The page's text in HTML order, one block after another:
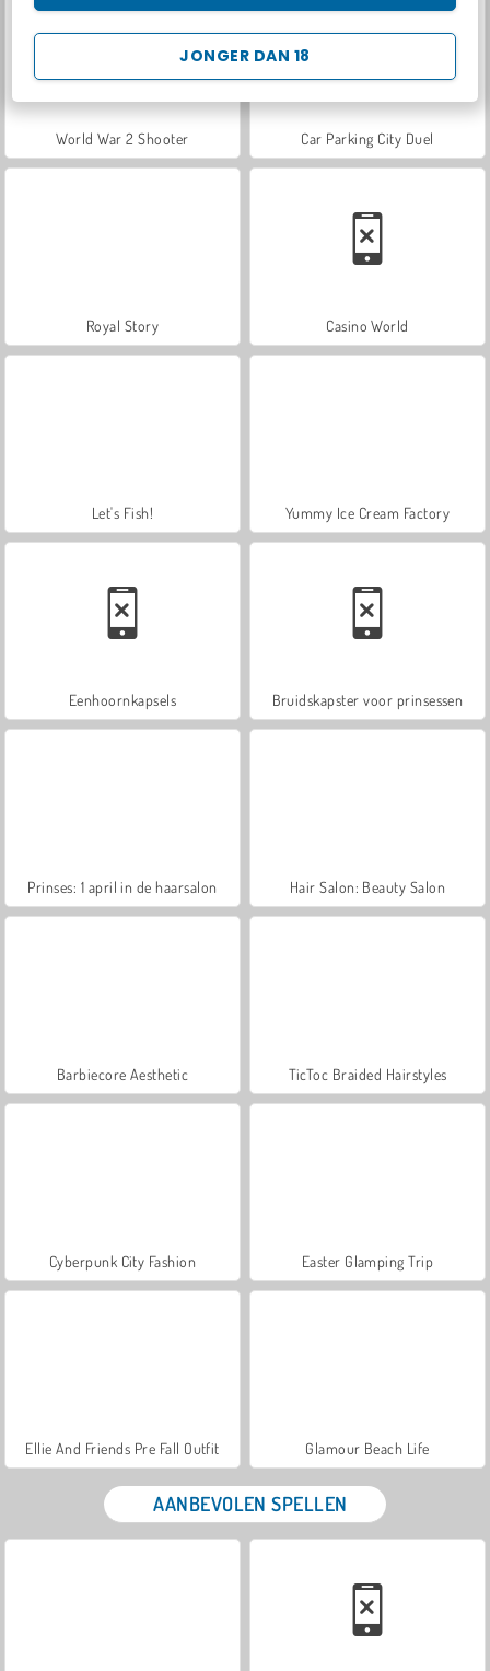
JONGER DAN 18
World War 2 Shooter Car Parking City Duel
Royal Story Casino World
Let's Fish! Yummy Ice Cream Factory
Eenhoornkapsels Bruidskapster voor prinsessen
Prinses: 1 april in de haarsalon Hair Salon: Beauty Salon
Barbiecore Aesthetic TicToc Braided Hairstyles
Cyberpunk City Fashion Easter Glamping Trip
Ellie And Friends Pre Fall Outfit Glamour Beach Life
AANBEVOLEN SPELLEN